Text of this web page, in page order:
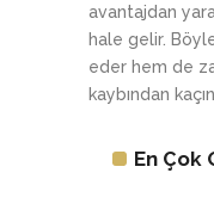
avantajdan
hale gelir.
eder hem de
kaybından
En Çok